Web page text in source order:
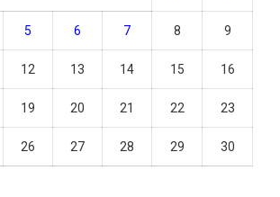
5 6 7 8 9
12 13 14 15 16
19 20 21 22 23
26 27 28 29 30